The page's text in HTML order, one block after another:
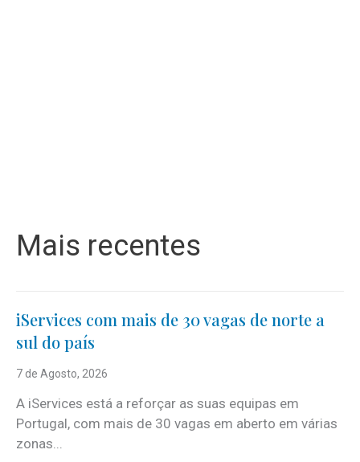
Mais recentes
iServices com mais de 30 vagas de norte a
sul do país
7 de Agosto, 2026
A iServices está a reforçar as suas equipas em
Portugal, com mais de 30 vagas em aberto em várias
zonas...